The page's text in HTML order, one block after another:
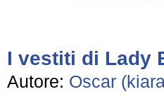
I vestiti di Lady
Autore: Oscar